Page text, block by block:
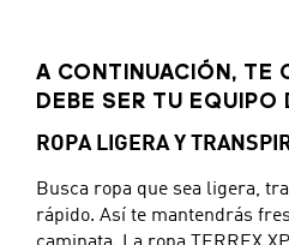
A CONTINUACIÓN, TE
DEBE SER TU EQUIPO
ROPA LIGERA Y
Busca ropa que sea ligera,
rápido. Así te mantendrás